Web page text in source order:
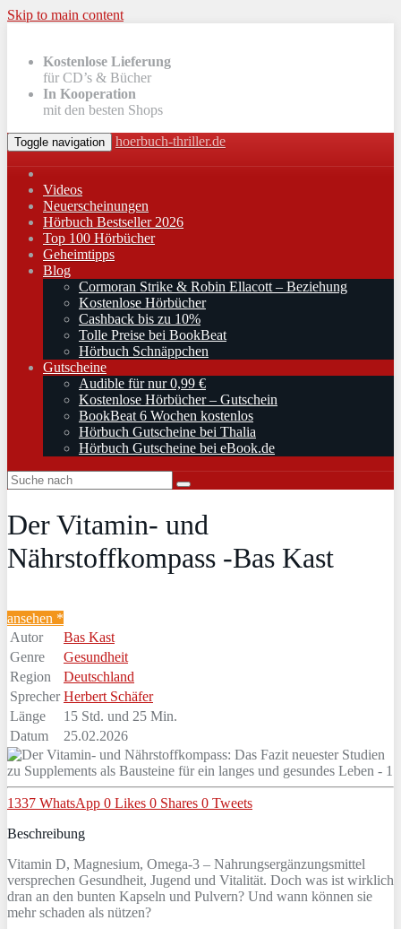
Skip to main content
Kostenlose Lieferung
für CD’s & Bücher
In Kooperation
mit den besten Shops
Toggle navigation hoerbuch-thriller.de
Videos
Neuerscheinungen
Hörbuch Bestseller 2026
Top 100 Hörbücher
Geheimtipps
Blog
Cormoran Strike & Robin Ellacott – Beziehung
Kostenlose Hörbücher
Cashback bis zu 10%
Tolle Preise bei BookBeat
Hörbuch Schnäppchen
Gutscheine
Audible für nur 0,99 €
Kostenlose Hörbücher – Gutschein
BookBeat 6 Wochen kostenlos
Hörbuch Gutscheine bei Thalia
Hörbuch Gutscheine bei eBook.de
Der Vitamin- und
Nährstoffkompass -Bas Kast
ansehen *
Autor
Bas Kast
Genre
Gesundheit
Region
Deutschland
Sprecher Herbert Schäfer
Länge
15 Std. und 25 Min.
Datum
25.02.2026
1337 WhatsApp 0 Likes 0 Shares 0 Tweets
Beschreibung
Vitamin D, Magnesium, Omega-3 – Nahrungsergänzungsmittel
versprechen Gesundheit, Jugend und Vitalität. Doch was ist wirklich
dran an den bunten Kapseln und Pulvern? Und wann können sie
mehr schaden als nützen?